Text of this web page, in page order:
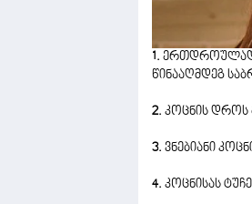
1. ერთდროულად
წინააღმდეგ
2. კოცნის დროს
3. ვნებიანი
4. კოცნისას